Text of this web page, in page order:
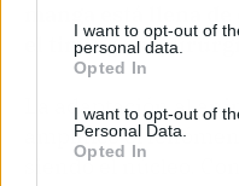
I want to opt-out of
personal data.
Opted In
I want to opt-out of
Personal Data.
Opted In
el timing es
La adaptación al
amplificó el
siendo el núcleo.